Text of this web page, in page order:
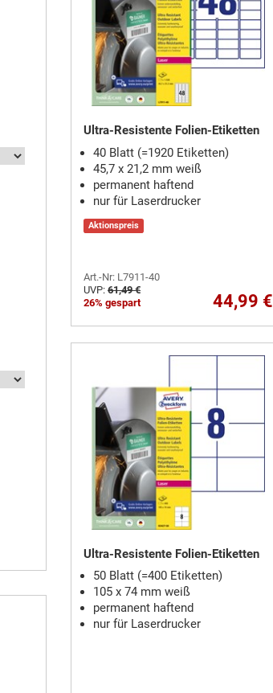
Ultra-Resistente Folien-Etiketten
40 Blatt (=1920 Etiketten)
45,7 x 21,2 mm weiß
permanent haftend
nur für Laserdrucker
Aktionspreis
Art.-Nr: L7911-40
UVP: 61,49 €
26% gespart
44,99 €
Ultra-Resistente Folien-Etiketten
50 Blatt (=400 Etiketten)
105 x 74 mm weiß
permanent haftend
nur für Laserdrucker